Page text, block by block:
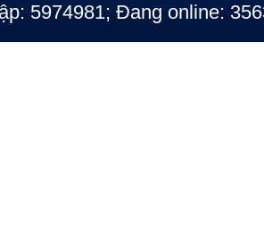
5974981; Đang online: